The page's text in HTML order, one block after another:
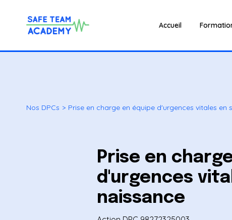
Accueil
Nos DPCs > Prise en charge en équipe d'urgences vitales en
Prise en
d'urgences
naissance